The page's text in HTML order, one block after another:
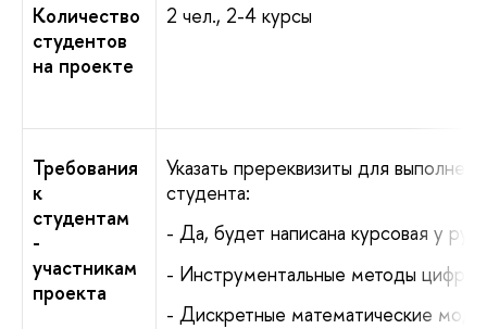
Количество
студентов
на проекте
2 чел., 2-4 курсы
Требования
к
студентам
-
участникам
проекта
Указать пререквизиты для
студента:
- Да, будет написана курсовая у
- Инструментальные методы
- Дискретные математические